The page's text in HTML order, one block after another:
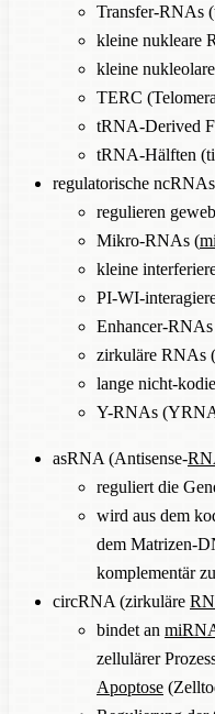
Transfer-RNAs
kleine nukleare
kleine
TERC
tRNA-Derived
tRNA-Hälften
regulatorische ncRNAs
regulieren
Mikro-RNAs (
kleine
PI-WI-
Enhancer-
zirkuläre RNAs
lange nicht-
Y-RNAs
asRNA (Antisense-
reguliert die
wird aus dem
dem Matrizen-
komplementär zu
circRNA (zirkuläre
bindet an
zellulärer
Apoptose